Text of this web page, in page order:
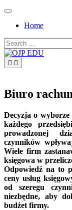
Skip
contentHome
Search
for:
Biuro
Decyzja o
każdego
prowadzonej
czynników
Wiele firm
księgowa w
Odpowiedź na to
ceny usług
od szeregu
niezbędne, aby
budżet firmy.